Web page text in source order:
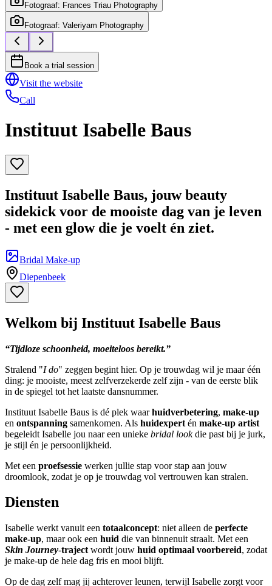
Fotograaf: Frances Triau Photography
Fotograaf: Valeriyam Photography
Book a trial session
Visit the website
Call
Instituut Isabelle Baus
Instituut Isabelle Baus, jouw beauty
sidekick voor de mooiste dag van je leven
- met een glow die je voelt én ziet.
Bridal Make-up
Diepenbeek
Welkom bij Instituut Isabelle Baus
“Tijdloze schoonheid, moeiteloos bereikt.”​​​​​​​
Stralend "I do" zeggen begint hier. Op je trouwdag wil je maar één
ding: je mooiste, meest zelfverzekerde zelf zijn - van de eerste blik
in de spiegel tot het laatste dansnummer.
Instituut Isabelle Baus is dé plek waarhuidverbetering, make-up
en ontspanning samenkomen. Als huidexpert én make-up artist
begeleidt Isabelle jou naar een unieke bridal lookdie past bij je jurk,
je stijl én je persoonlijkheid.
Met een proefsessie werken jullie stap voor stap aan jouw
droomlook, zodat je op je trouwdag vol vertrouwen kan stralen.
Diensten
Isabelle werkt vanuit een totaalconcept: niet alleen de perfecte
make-up, maar ook een huid die van binnenuit straalt. Met een
Skin Journey-traject wordt jouw huid optimaal voorbereid, zodat
je make-up de hele dag fris en mooi blijft.
Op de dag zelf mag jij achterover leunen, terwijl Isabelle zorgt voor